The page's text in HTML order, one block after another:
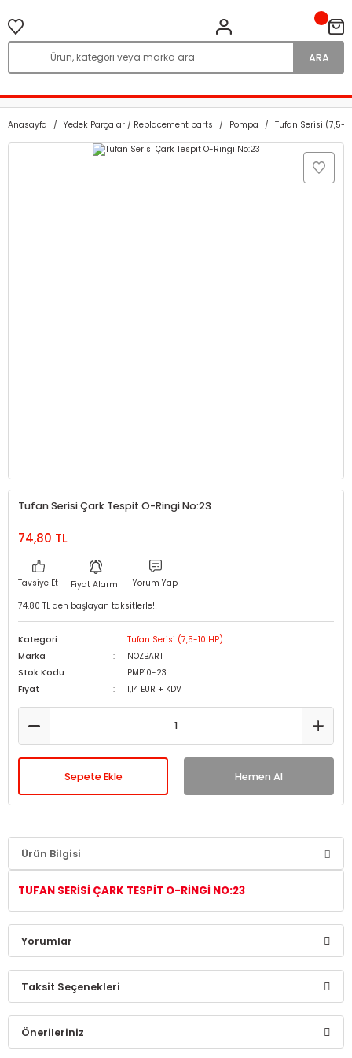
ARA
Anasayfa Yedek Parçalar / Replacement parts Pompa Tufan Serisi (7,5-
Tufan Serisi Çark Tespit O-Ringi No:23
74,80 TL
Tavsiye Et Fiyat Alarmı
Yorum Yap
74,80 TL den başlayan taksitlerle!!
Kategori
Tufan Serisi (7,5-10 HP)
Marka
NOZBART
Stok Kodu
PMP10-23
Fiyat
1,14 EUR + KDV
Sepete Ekle Hemen Al
Ürün Bilgisi
TUFAN SERİSİ ÇARK TESPİT O-RİNGİ NO:23
Yorumlar
Bu ürüne ilk yorumu siz yapın!
Yorum Yaz
Taksit Seçenekleri
Önerileriniz